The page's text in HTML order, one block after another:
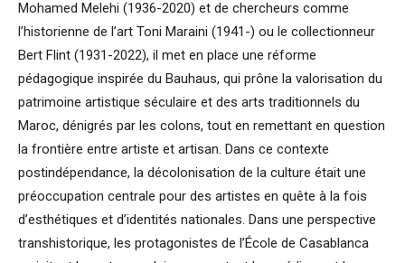
Mohamed Melehi (1936-2020) et de chercheurs comme
l’historienne de l’art Toni Maraini (1941-) ou le collectionneur
Bert Flint (1931-2022), il met en place une réforme
pédagogique inspirée du Bauhaus, qui prône la valorisation du
patrimoine artistique séculaire et des arts traditionnels du
Maroc, dénigrés par les colons, tout en remettant en question
la frontière entre artiste et artisan. Dans ce contexte
postindépendance, la décolonisation de la culture était une
préoccupation centrale pour des artistes en quête à la fois
d’esthétiques et d’identités nationales. Dans une perspective
transhistorique, les protagonistes de l’École de Casablanca